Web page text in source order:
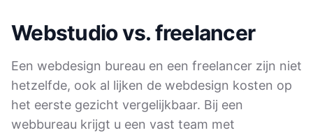
Webstudio vs. freelancer
Een webdesign bureau en een freelancer zijn niet
hetzelfde, ook al lijken de webdesign kosten op
het eerste gezicht vergelijkbaar. Bij een
webbureau krijgt u een vast team met